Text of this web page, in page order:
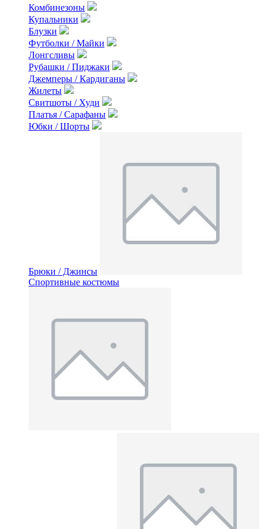
Комбинезоны
Купальники
Блузки
Футболки / Майки
Лонгсливы
Рубашки / Пиджаки
Джемперы / Кардиганы
Жилеты
Свитшоты / Худи
Платья / Сарафаны
Юбки / Шорты
Брюки / Джинсы
Спортивные костюмы